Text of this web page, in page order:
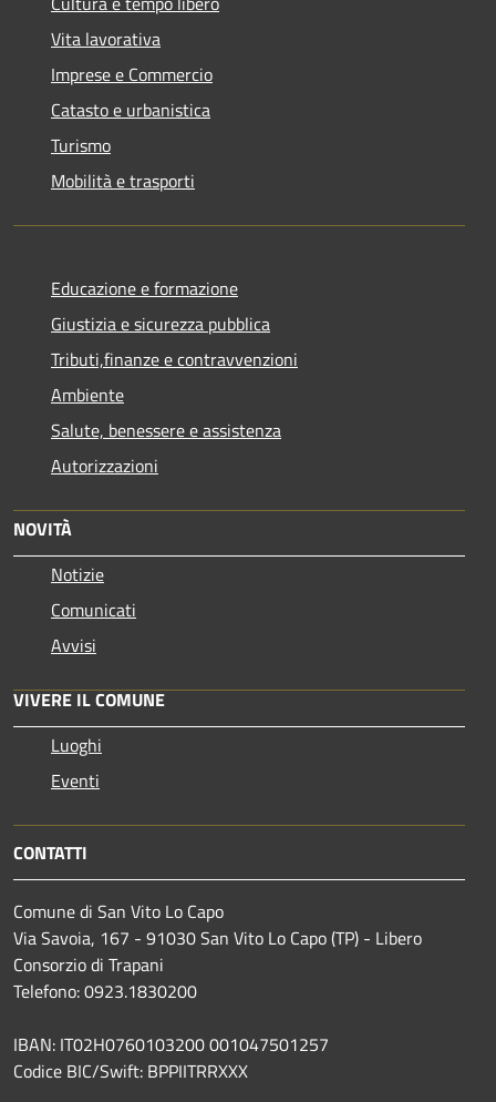
Vita lavorativa
Imprese e Commercio
Catasto e urbanistica
Turismo
Mobilità e trasporti
Educazione e formazione
Giustizia e sicurezza pubblica
Tributi,finanze e contravvenzioni
Ambiente
Salute, benessere e assistenza
Autorizzazioni
NOVITÀ
Notizie
Comunicati
Avvisi
VIVERE IL COMUNE
Luoghi
Eventi
CONTATTI
Comune di San Vito Lo Capo
Via Savoia, 167 - 91030 San Vito Lo Capo (TP) - Libero
Consorzio di Trapani
Telefono: 0923.1830200
IBAN: IT02H0760103200 001047501257
Codice BIC/Swift: BPPIITRRXXX